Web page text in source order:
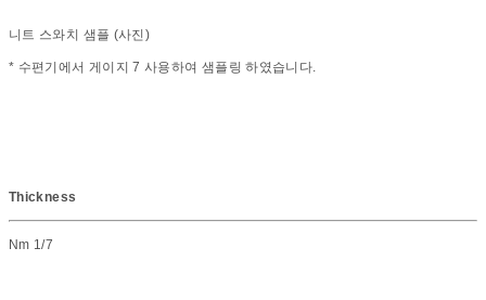
니트 스와치 샘플 (사진)
* 수편기에서 게이지 7 사용하여 샘플링 하였습니다.
Thickness
Nm 1/7